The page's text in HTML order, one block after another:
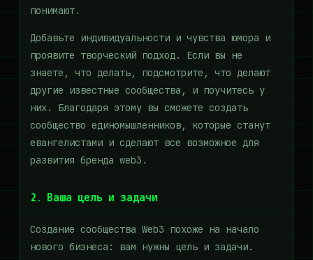
понимают.
Добавьте индивидуальности и чувства юмора и
проявите творческий подход. Если вы не
знаете, что делать, подсмотрите, что делают
другие известные сообщества, и поучитесь у
них. Благодаря этому вы сможете создать
сообщество единомышленников, которые станут
евангелистами и сделают все возможное для
развития бренда web3.
2. Ваша цель и задачи
Создание сообщества Web3 похоже на начало
нового бизнеса: вам нужны цель и задачи.